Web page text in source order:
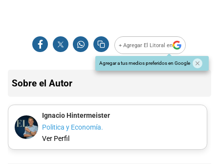
+ Agregar El Litoral en
Agregar a tus medios preferidos en Google
Sobre el Autor
Ignacio Hintermeister
Politica y Economía.
Ver Perfil